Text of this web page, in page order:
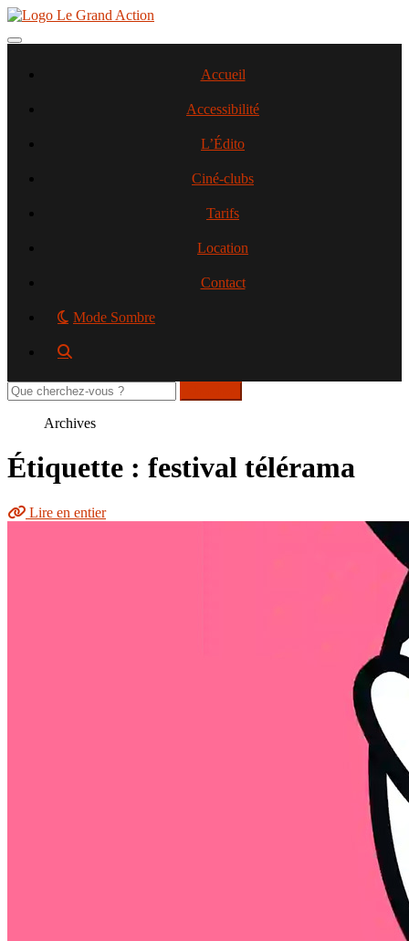
Aller
contenu
Toggle navigation
Accueil
Accessibilité
L’Édito
Ciné-clubs
Tarifs
Location
Contact
Mode Sombre
Rechercher
sur
Archives
Étiquette : festival télérama
Lire en entier